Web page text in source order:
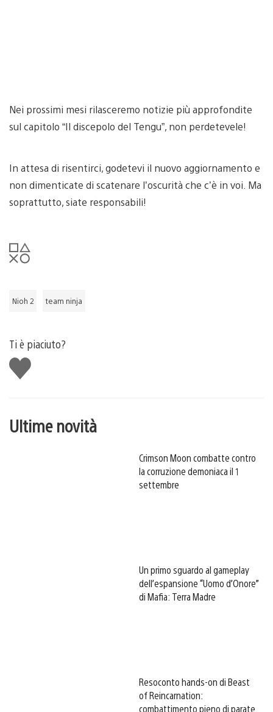
Nei prossimi mesi rilasceremo notizie più approfondite
sul capitolo “Il discepolo del Tengu”, non perdetevele!
In attesa di risentirci, godetevi il nuovo aggiornamento e
non dimenticate di scatenare l’oscurità che c’è in voi. Ma
soprattutto, siate responsabili!
Nioh 2 team ninja
Ti è piaciuto?
Mi
piace
Ultime novità
Crimson Moon combatte contro
la corruzione demoniaca il 1
settembre
Un primo sguardo al gameplay
dell’espansione “Uomo d’Onore”
di Mafia: Terra Madre
Resoconto hands-on di Beast
of Reincarnation:
combattimento pieno di parate